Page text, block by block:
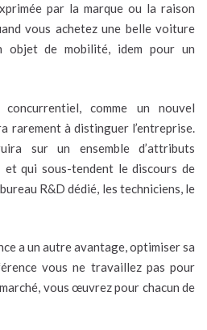
par la marque ou la raison
vous achetez une belle voiture
objet de mobilité, idem pour un
comme un nouvel
rarement à distinguer l’entreprise.
sur un ensemble d’attributs
et qui sous-tendent le discours de
R&D dédié, les techniciens, le
a un autre avantage, optimiser sa
vous ne travaillez pas pour
vous œuvrez pour chacun de